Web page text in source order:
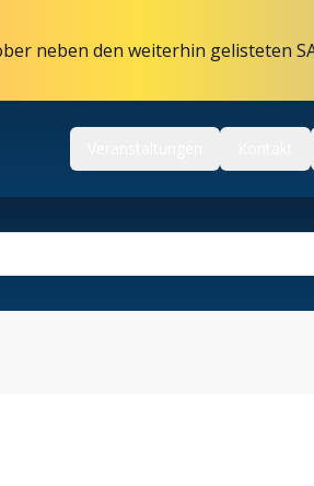
neben den weiterhin gelisteten